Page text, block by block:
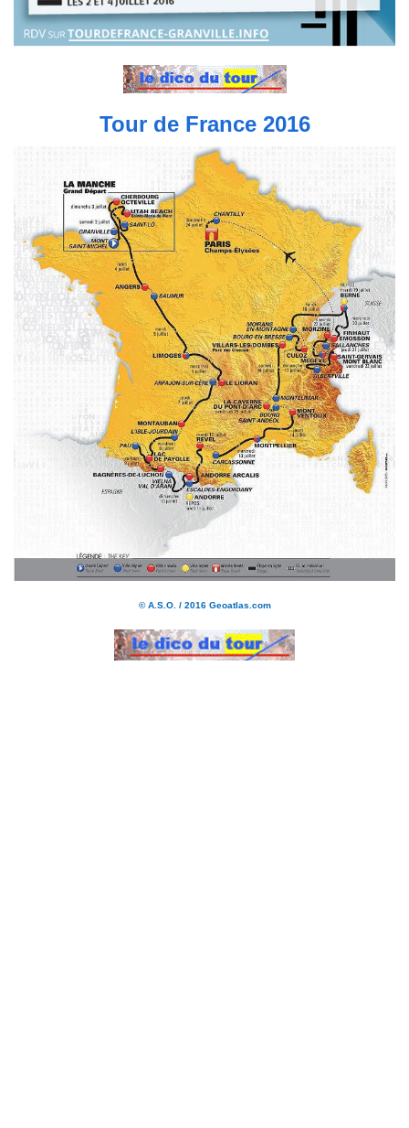
Tour de France 2016
© A.S.O. / 2016 Geoatlas.com